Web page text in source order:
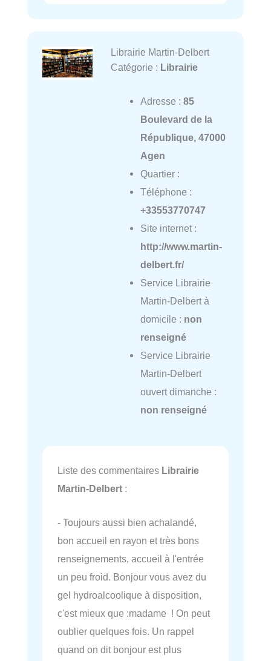
Librairie Martin-Delbert
Catégorie : Librairie
Adresse : 85
Boulevard de la
République, 47000
Agen
Quartier :
Téléphone :
+33553770747
Site internet :
http://www.martin-
delbert.fr/
Service Librairie
Martin-Delbert à
domicile : non
renseigné
Service Librairie
Martin-Delbert
ouvert dimanche :
non renseigné
Liste des commentaires Librairie
Martin-Delbert :
- Toujours aussi bien achalandé,
bon accueil en rayon et très bons
renseignements, accueil à l'entrée
un peu froid. Bonjour vous avez du
gel hydroalcoolique à disposition,
c'est mieux que :madame ! On peut
oublier quelques fois. Un rappel
quand on dit bonjour est plus